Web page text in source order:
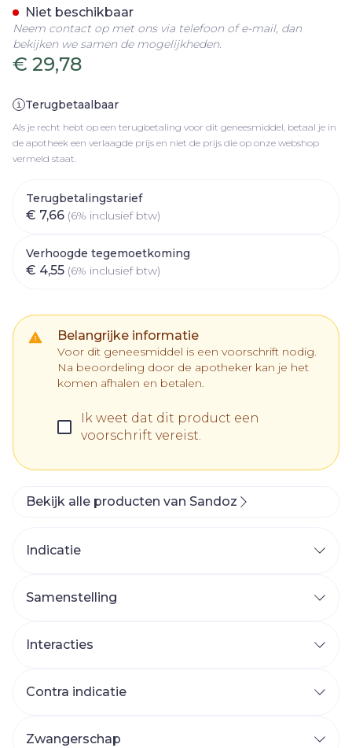
€ 29,78
Terugbetaalbaar
Als je recht hebt op een terugbetaling voor dit geneesmiddel, betaal je in
de apotheek een verlaagde prijs en niet de prijs die op onze webshop
vermeld staat.
Terugbetalingstarief
€ 7,66 (6% inclusief btw)
Verhoogde tegemoetkoming
€ 4,55 (6% inclusief btw)
Belangrijke informatie
Voor dit geneesmiddel is een voorschrift nodig.
Na beoordeling door de apotheker kan je het
komen afhalen en betalen.
Ik weet dat dit product een
voorschrift vereist.
Niet beschikbaar
Neem contact op met ons via telefoon of e-mail, dan
bekijken we samen de mogelijkheden.
Bekijk alle producten van Sandoz
Indicatie
Samenstelling
Interacties
Contra indicatie
Zwangerschap